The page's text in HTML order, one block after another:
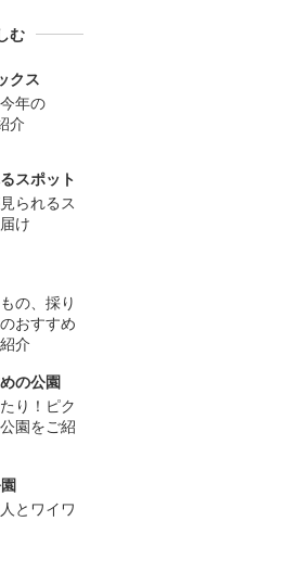
む
クス
年の
介
スポット
られるス
け
の、採り
おすすめ
介
の公園
り！ピク
園をご紹
とワイワ